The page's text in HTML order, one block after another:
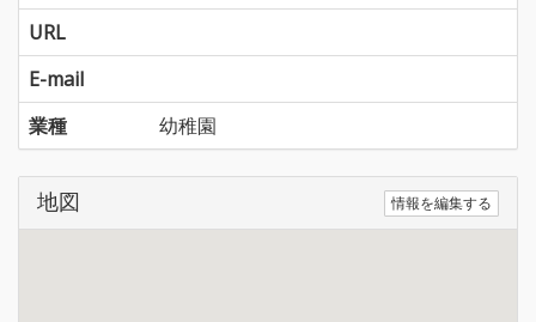
URL
E-mail
業種
幼稚園
地図 情報を編集する